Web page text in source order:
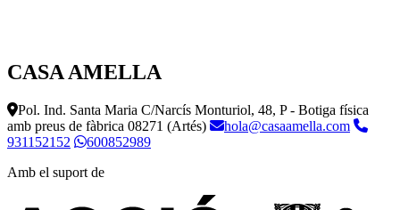
CASA AMELLA
Pol. Ind. Santa Maria C/Narcís Monturiol, 48, P - Botiga física
amb preus de fàbrica 08271 (Artés)
hola@casaamella.com
931152152
600852989
Amb el suport de